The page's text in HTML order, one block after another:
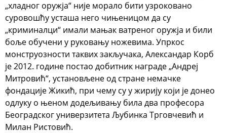
„хладног оружја“ није морало бити узроковано
суровошћу усташа него чињеницом да су
„криминалци“ имали мањак ватреног оружја и били
боље обучени у руковању ножевима. Упркос
монструозности таквих закључака, Александар Корб
је 2012. године постао добитник награде „Андреј
Митровић“, установљене од стране немачке
фондације Жикић, при чему су у жирију који је донео
одлуку о њеном додељивању била два професора
Београдског универзитета Љубинка Трговчевић и
Милан Ристовић.